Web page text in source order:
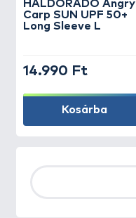
HALDORÁDÓ Angry
Carp SUN UPF 50+
Long Sleeve L
14.990 Ft
Kosárba